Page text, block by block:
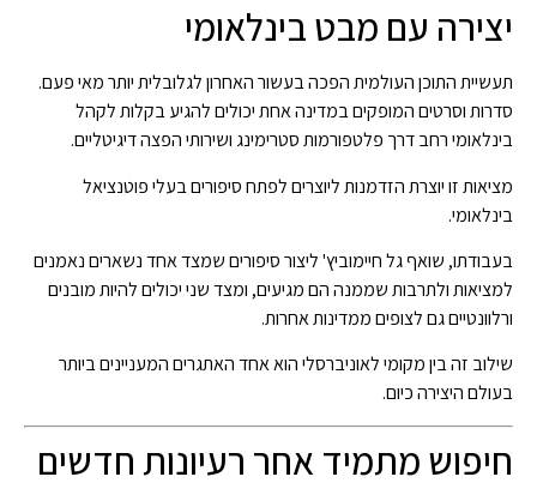
יצירה עם מבט בינלאומי
תעשיית התוכן העולמית הפכה בעשור האחרון לגלובלית יותר מאי פעם.
סדרות וסרטים המופקים במדינה אחת יכולים להגיע בקלות לקהל
בינלאומי רחב דרך פלטפורמות סטרימינג ושירותי הפצה דיגיטליים.
מציאות זו יוצרת הזדמנות ליוצרים לפתח סיפורים בעלי פוטנציאל
בינלאומי.
בעבודתו, שואף גל חיימוביץ' ליצור סיפורים שמצד אחד נשארים נאמנים
למציאות ולתרבות שממנה הם מגיעים, ומצד שני יכולים להיות מובנים
ורלוונטיים גם לצופים ממדינות אחרות.
שילוב זה בין מקומי לאוניברסלי הוא אחד האתגרים המעניינים ביותר
בעולם היצירה כיום.
חיפוש מתמיד אחר רעיונות חדשים